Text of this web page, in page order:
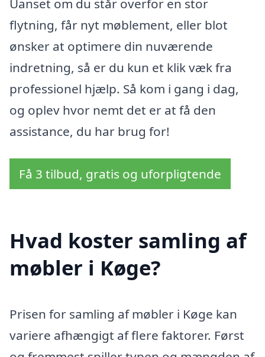
Uanset om du står overfor en stor
flytning, får nyt møblement, eller blot
ønsker at optimere din nuværende
indretning, så er du kun et klik væk fra
professionel hjælp. Så kom i gang i dag,
og oplev hvor nemt det er at få den
assistance, du har brug for!
Få 3 tilbud, gratis og uforpligtende
Hvad koster samling af
møbler i Køge?
Prisen for samling af møbler i Køge kan
variere afhængigt af flere faktorer. Først